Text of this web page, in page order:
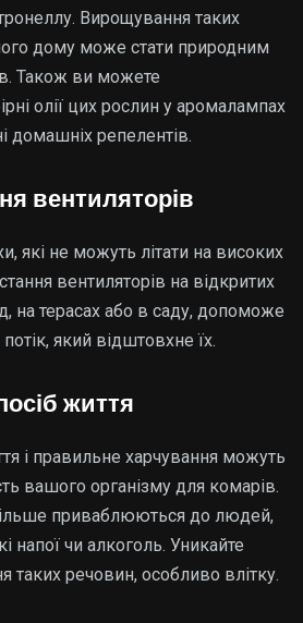
Вирощування таких
дому може стати природним
Також ви можете
олії цих рослин у аромалампах
домашніх репелентів.
вентиляторів
які не можуть літати на високих
вентиляторів на відкритих
на терасах або в саду, допоможе
який відштовхне їх.
життя
і правильне харчування можуть
вашого організму для комарів.
приваблюються до людей,
напої чи алкоголь. Уникайте
таких речовин, особливо влітку.